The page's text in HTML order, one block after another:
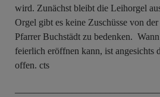
wird. Zunächst bleibt die Leihorgel
Orgel gibt es keine Zuschüsse von
Pfarrer Buchstädt zu bedenken.
feierlich eröffnen kann, ist angesichts
offen. cts